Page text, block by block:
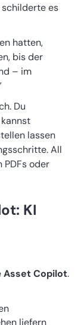
schilderte es
hatten,
bis der
– im
Du
lassen
All
oder
KI
Asset Copilot.
liefern